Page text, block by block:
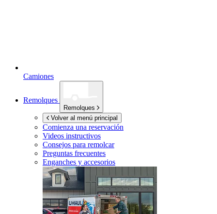
Camiones
Remolques
Remolques
Volver al menú principal
Comienza una reservación
Videos instructivos
Consejos para remolcar
Preguntas frecuentes
Enganches y accesorios